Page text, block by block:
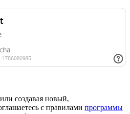
создавая новый,
с правилами программы